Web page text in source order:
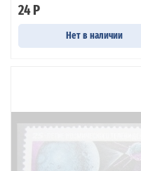
24 Р
Нет в наличии